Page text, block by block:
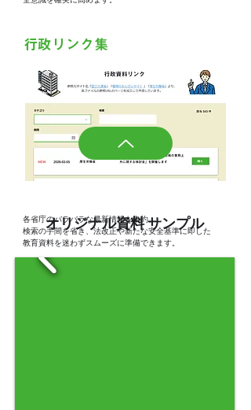
行政リンク集
各省庁のバラバラな最新情報を集約。
検索の手間を省き、法改正や新たな安全基準に即した
教育資料を迷わずスムーズに準備できます。
オリジナル資料 サンプル